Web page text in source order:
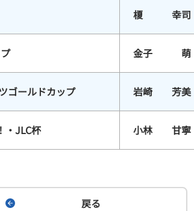
榎 幸司
金子 萌
ゴールドカップ 岩崎 芳美
・JLC杯 小林 甘寧
戻る